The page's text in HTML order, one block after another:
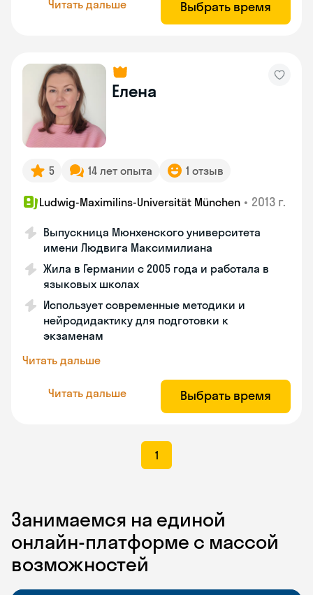
Читать дальше Выбрать время
Елена
5 14 лет опыта 1 отзыв
Ludwig-Maximilins-Universität München • 2013 г.
Выпускница Мюнхенского университета
имени Людвига Максимилиана
Жила в Германии с 2005 года и работала в
языковых школах
Использует современные методики и
нейродидактику для подготовки к
экзаменам
Читать дальше
Читать дальше Выбрать время
1
Занимаемся на единой
онлайн-платформе с массой
возможностей